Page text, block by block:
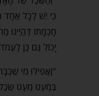
כִּי יֵשׁ לְכָל אֶחָד
חָכְמָתוֹ דְּהַיְינוּ
יָכוֹל גַּם כֵּן
"וַאֲפִילּוּ מִי
בִּמְעַט מְעַט שֵׂכֶל